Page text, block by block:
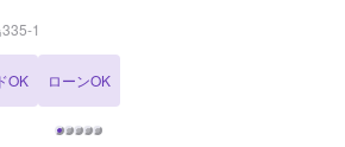
の取得工場でございます。足回りのトラブルもお
、当店は鈑金塗装工場も併設しております。「ぶ
向かいに
、喫煙
備えた快適な待合室をご用意しております。お見積
1
OK ローンOK